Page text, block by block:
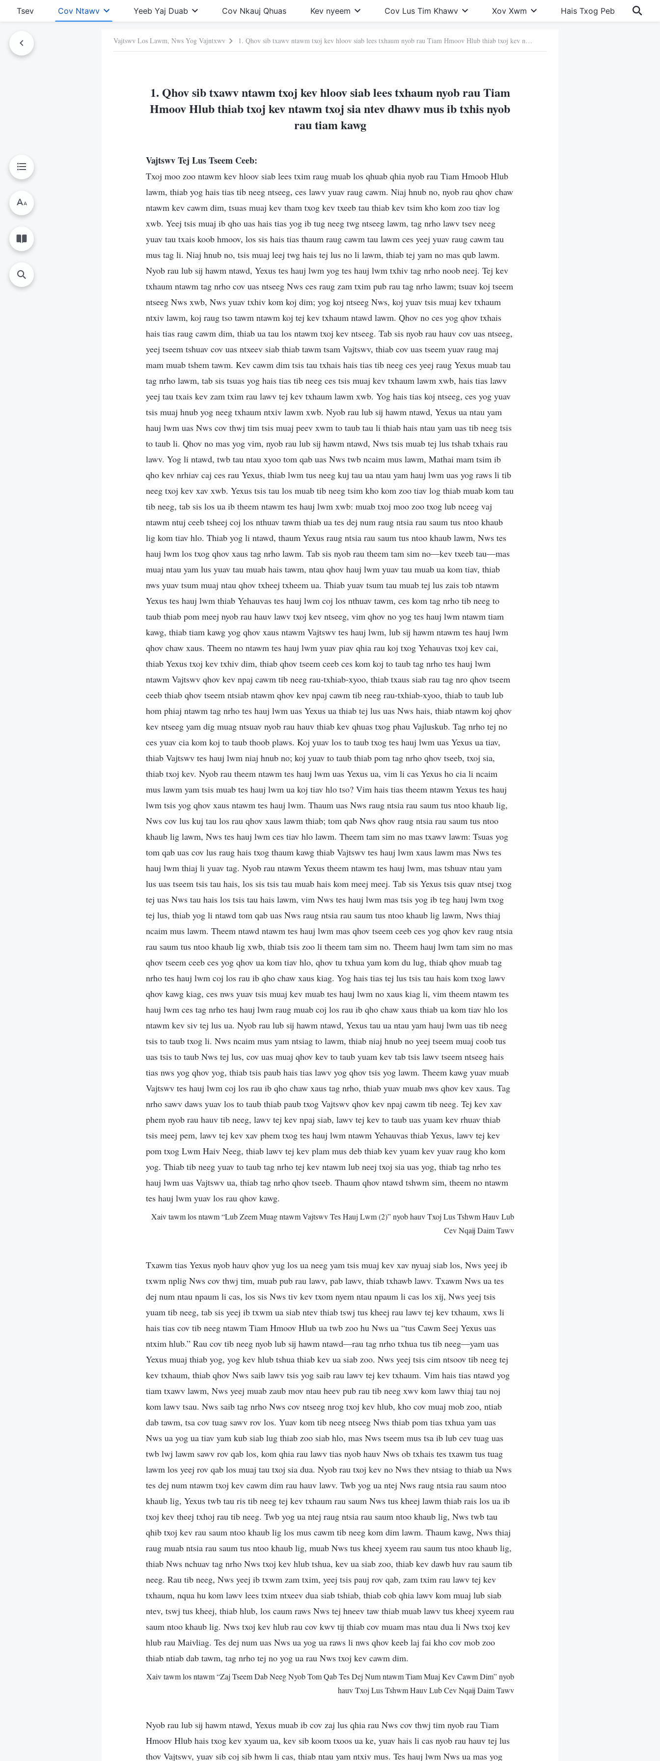
Tsev Cov Ntawv Yeeb Yaj Duab Cov Nkauj Qhuas Kev nyeem Cov Lus Tim Khawv Xov Xwm Hais Txog Peb
Vajtswv Los Lawm, Nws Yog Vajntxwv 1. Qhov sib txawv ntawm txoj kev hloov siab lees txhaum nyob rau Tiam Hmoov Hlub thiab txoj kev ntawm txoj sia ntev dhawv mus ib txhis nyob rau tiam kawg
1. Qhov sib txawv ntawm txoj kev hloov siab lees txhaum nyob rau Tiam
Hmoov Hlub thiab txoj kev ntawm txoj sia ntev dhawv mus ib txhis nyob
rau tiam kawg
Vajtswv Tej Lus Tseem Ceeb:
Txoj moo zoo ntawm kev hloov siab lees txim raug muab los qhuab qhia nyob rau Tiam Hmoob Hlub
lawm, thiab yog hais tias tib neeg ntseeg, ces lawv yuav raug cawm. Niaj hnub no, nyob rau qhov chaw
ntawm kev cawm dim, tsuas muaj kev tham txog kev txeeb tau thiab kev tsim kho kom zoo tiav log
xwb. Yeej tsis muaj ib qho uas hais tias yog ib tug neeg twg ntseeg lawm, tag nrho lawv tsev neeg
yuav tau txais koob hmoov, los sis hais tias thaum raug cawm tau lawm ces yeej yuav raug cawm tau
mus tag li. Niaj hnub no, tsis muaj leej twg hais tej lus no li lawm, thiab tej yam no mas qub lawm.
Nyob rau lub sij hawm ntawd, Yexus tes hauj lwm yog tes hauj lwm txhiv tag nrho noob neej. Tej kev
txhaum ntawm tag nrho cov uas ntseeg Nws ces raug zam txim pub rau tag nrho lawm; tsuav koj tseem
ntseeg Nws xwb, Nws yuav txhiv kom koj dim; yog koj ntseeg Nws, koj yuav tsis muaj kev txhaum
ntxiv lawm, koj raug tso tawm ntawm koj tej kev txhaum ntawd lawm. Qhov no ces yog qhov txhais
hais tias raug cawm dim, thiab ua tau los ntawm txoj kev ntseeg. Tab sis nyob rau hauv cov uas ntseeg,
yeej tseem tshuav cov uas ntxeev siab thiab tawm tsam Vajtswv, thiab cov uas tseem yuav raug maj
mam muab tshem tawm. Kev cawm dim tsis tau txhais hais tias tib neeg ces yeej raug Yexus muab tau
tag nrho lawm, tab sis tsuas yog hais tias tib neeg ces tsis muaj kev txhaum lawm xwb, hais tias lawv
yeej tau txais kev zam txim rau lawv tej kev txhaum lawm xwb. Yog hais tias koj ntseeg, ces yog yuav
tsis muaj hnub yog neeg txhaum ntxiv lawm xwb. Nyob rau lub sij hawm ntawd, Yexus ua ntau yam
hauj lwm uas Nws cov thwj tim tsis muaj peev xwm to taub tau li thiab hais ntau yam uas tib neeg tsis
to taub li. Qhov no mas yog vim, nyob rau lub sij hawm ntawd, Nws tsis muab tej lus tshab txhais rau
lawv. Yog li ntawd, twb tau ntau xyoo tom qab uas Nws twb ncaim mus lawm, Mathai mam tsim ib
qho kev nrhiav caj ces rau Yexus, thiab lwm tus neeg kuj tau ua ntau yam hauj lwm uas yog raws li tib
neeg txoj kev xav xwb. Yexus tsis tau los muab tib neeg tsim kho kom zoo tiav log thiab muab kom tau
tib neeg, tab sis los ua ib theem ntawm tes hauj lwm xwb: muab txoj moo zoo txog lub nceeg vaj
ntawm ntuj ceeb tsheej coj los nthuav tawm thiab ua tes dej num raug ntsia rau saum tus ntoo khaub
lig kom tiav hlo. Thiab yog li ntawd, thaum Yexus raug ntsia rau saum tus ntoo khaub lawm, Nws tes
hauj lwm los txog qhov xaus tag nrho lawm. Tab sis nyob rau theem tam sim no—kev txeeb tau—mas
muaj ntau yam lus yuav tau muab hais tawm, ntau qhov hauj lwm yuav tau muab ua kom tiav, thiab
nws yuav tsum muaj ntau qhov txheej txheem ua. Thiab yuav tsum tau muab tej lus zais tob ntawm
Yexus tes hauj lwm thiab Yehauvas tes hauj lwm coj los nthuav tawm, ces kom tag nrho tib neeg to
taub thiab pom meej nyob rau hauv lawv txoj kev ntseeg, vim qhov no yog tes hauj lwm ntawm tiam
kawg, thiab tiam kawg yog qhov xaus ntawm Vajtswv tes hauj lwm, lub sij hawm ntawm tes hauj lwm
qhov chaw xaus. Theem no ntawm tes hauj lwm yuav piav qhia rau koj txog Yehauvas txoj kev cai,
thiab Yexus txoj kev txhiv dim, thiab qhov tseem ceeb ces kom koj to taub tag nrho tes hauj lwm
ntawm Vajtswv qhov kev npaj cawm tib neeg rau-txhiab-xyoo, thiab txaus siab rau tag nro qhov tseem
ceeb thiab qhov tseem ntsiab ntawm qhov kev npaj cawm tib neeg rau-txhiab-xyoo, thiab to taub lub
hom phiaj ntawm tag nrho tes hauj lwm uas Yexus ua thiab tej lus uas Nws hais, thiab ntawm koj qhov
kev ntseeg yam dig muag ntsuav nyob rau hauv thiab kev qhuas txog phau Vajluskub. Tag nrho tej no
ces yuav cia kom koj to taub thoob plaws. Koj yuav los to taub txog tes hauj lwm uas Yexus ua tiav,
thiab Vajtswv tes hauj lwm niaj hnub no; koj yuav to taub thiab pom tag nrho qhov tseeb, txoj sia,
thiab txoj kev. Nyob rau theem ntawm tes hauj lwm uas Yexus ua, vim li cas Yexus ho cia li ncaim
mus lawm yam tsis muab tes hauj lwm ua koj tiav hlo tso? Vim hais tias theem ntawm Yexus tes hauj
lwm tsis yog qhov xaus ntawm tes hauj lwm. Thaum uas Nws raug ntsia rau saum tus ntoo khaub lig,
Nws cov lus kuj tau los rau qhov xaus lawm thiab; tom qab Nws qhov raug ntsia rau saum tus ntoo
khaub lig lawm, Nws tes hauj lwm ces tiav hlo lawm. Theem tam sim no mas txawv lawm: Tsuas yog
tom qab uas cov lus raug hais txog thaum kawg thiab Vajtswv tes hauj lwm xaus lawm mas Nws tes
hauj lwm thiaj li yuav tag. Nyob rau ntawm Yexus theem ntawm tes hauj lwm, mas tshuav ntau yam
lus uas tseem tsis tau hais, los sis tsis tau muab hais kom meej meej. Tab sis Yexus tsis quav ntsej txog
tej uas Nws tau hais los tsis tau hais lawm, vim Nws tes hauj lwm mas tsis yog ib teg hauj lwm txog
tej lus, thiab yog li ntawd tom qab uas Nws raug ntsia rau saum tus ntoo khaub lig lawm, Nws thiaj
ncaim mus lawm. Theem ntawd ntawm tes hauj lwm mas qhov tseem ceeb ces yog qhov kev raug ntsia
rau saum tus ntoo khaub lig xwb, thiab tsis zoo li theem tam sim no. Theem hauj lwm tam sim no mas
qhov tseem ceeb ces yog qhov ua kom tiav hlo, qhov tu txhua yam kom du lug, thiab qhov muab tag
nrho tes hauj lwm coj los rau ib qho chaw xaus kiag. Yog hais tias tej lus tsis tau hais kom txog lawv
qhov kawg kiag, ces nws yuav tsis muaj kev muab tes hauj lwm no xaus kiag li, vim theem ntawm tes
hauj lwm ces tag nrho tes hauj lwm raug muab coj los rau ib qho chaw xaus thiab ua kom tiav hlo los
ntawm kev siv tej lus ua. Nyob rau lub sij hawm ntawd, Yexus tau ua ntau yam hauj lwm uas tib neeg
tsis to taub txog li. Nws ncaim mus yam ntsiag to lawm, thiab niaj hnub no yeej tseem muaj coob tus
uas tsis to taub Nws tej lus, cov uas muaj qhov kev to taub yuam kev tab tsis lawv tseem ntseeg hais
tias nws yog qhov yog, thiab tsis paub hais tias lawv yog qhov tsis yog lawm. Theem kawg yuav muab
Vajtswv tes hauj lwm coj los rau ib qho chaw xaus tag nrho, thiab yuav muab nws qhov kev xaus. Tag
nrho sawv daws yuav los to taub thiab paub txog Vajtswv qhov kev npaj cawm tib neeg. Tej kev xav
phem nyob rau hauv tib neeg, lawv tej kev npaj siab, lawv tej kev to taub uas yuam kev rhuav thiab
tsis meej pem, lawv tej kev xav phem txog tes hauj lwm ntawm Yehauvas thiab Yexus, lawv tej kev
pom txog Lwm Haiv Neeg, thiab lawv tej kev plam mus deb thiab kev yuam kev yuav raug kho kom
yog. Thiab tib neeg yuav to taub tag nrho tej kev ntawm lub neej txoj sia uas yog, thiab tag nrho tes
hauj lwm uas Vajtswv ua, thiab tag nrho qhov tseeb. Thaum qhov ntawd tshwm sim, theem no ntawm
tes hauj lwm yuav los rau qhov kawg.
Xaiv tawm los ntawm “Lub Zeem Muag ntawm Vajtswv Tes Hauj Lwm (2)” nyob hauv Txoj Lus Tshwm Hauv Lub
Cev Nqaij Daim Tawv
Txawm tias Yexus nyob hauv qhov yug los ua neeg yam tsis muaj kev xav nyuaj siab los, Nws yeej ib
txwm nplig Nws cov thwj tim, muab pub rau lawv, pab lawv, thiab txhawb lawv. Txawm Nws ua tes
dej num ntau npaum li cas, los sis Nws tiv kev txom nyem ntau npaum li cas los xij, Nws yeej tsis
yuam tib neeg, tab sis yeej ib txwm ua siab ntev thiab tswj tus kheej rau lawv tej kev txhaum, xws li
hais tias cov tib neeg ntawm Tiam Hmoov Hlub ua twb zoo hu Nws ua “tus Cawm Seej Yexus uas
ntxim hlub.” Rau cov tib neeg nyob lub sij hawm ntawd—rau tag nrho txhua tus tib neeg—yam uas
Yexus muaj thiab yog, yog kev hlub tshua thiab kev ua siab zoo. Nws yeej tsis cim ntsoov tib neeg tej
kev txhaum, thiab qhov Nws saib lawv tsis yog saib rau lawv tej kev txhaum. Vim hais tias ntawd yog
tiam txawv lawm, Nws yeej muab zaub mov ntau heev pub rau tib neeg xwv kom lawv thiaj tau noj
kom lawv tsau. Nws saib tag nrho Nws cov ntseeg nrog txoj kev hlub, kho cov muaj mob zoo, ntiab
dab tawm, tsa cov tuag sawv rov los. Yuav kom tib neeg ntseeg Nws thiab pom tias txhua yam uas
Nws ua yog ua tiav yam kub siab lug thiab zoo siab hlo, mas Nws tseem mus tsa ib lub cev tuag uas
twb lwj lawm sawv rov qab los, kom qhia rau lawv tias nyob hauv Nws ob txhais tes txawm tus tuag
lawm los yeej rov qab los muaj tau txoj sia dua. Nyob rau txoj kev no Nws thev ntsiag to thiab ua Nws
tes dej num ntawm txoj kev cawm dim rau hauv lawv. Twb yog ua ntej Nws raug ntsia rau saum ntoo
khaub lig, Yexus twb tau ris tib neeg tej kev txhaum rau saum Nws tus kheej lawm thiab rais los ua ib
txoj kev theej txhoj rau tib neeg. Twb yog ua ntej raug ntsia rau saum ntoo khaub lig, Nws twb tau
qhib txoj kev rau saum ntoo khaub lig los mus cawm tib neeg kom dim lawm. Thaum kawg, Nws thiaj
raug muab ntsia rau saum tus ntoo khaub lig, muab Nws tus kheej xyeem rau saum tus ntoo khaub lig,
thiab Nws nchuav tag nrho Nws txoj kev hlub tshua, kev ua siab zoo, thiab kev dawb huv rau saum tib
neeg. Rau tib neeg, Nws yeej ib txwm zam txim, yeej tsis pauj rov qab, zam txim rau lawv tej kev
txhaum, nqua hu kom lawv lees txim ntxeev dua siab tshiab, thiab cob qhia lawv kom muaj lub siab
ntev, tswj tus kheej, thiab hlub, los caum raws Nws tej hneev taw thiab muab lawv tus kheej xyeem rau
saum ntoo khaub lig. Nws txoj kev hlub rau cov kwv tij thiab cov muam mas ntau dua li Nws txoj kev
hlub rau Maivliag. Tes dej num uas Nws ua yog ua raws li nws qhov keeb laj fai kho cov mob zoo
thiab ntiab dab tawm, tag nrho tej no yog ua rau Nws txoj kev cawm dim.
Xaiv tawm los ntawm “Zaj Tseem Dab Neeg Nyob Tom Qab Tes Dej Num ntawm Tiam Muaj Kev Cawm Dim” nyob
hauv Txoj Lus Tshwm Hauv Lub Cev Nqaij Daim Tawv
Nyob rau lub sij hawm ntawd, Yexus muab ib cov zaj lus qhia rau Nws cov thwj tim nyob rau Tiam
Hmoov Hlub hais txog kev xyaum ua, kev sib koom txoos ua ke, yuav hais li cas nyob rau hauv tej lus
thov Vajtswv, yuav sib coj sib hwm li cas, thiab ntau yam ntxiv mus. Tes hauj lwm Nws ua mas yog